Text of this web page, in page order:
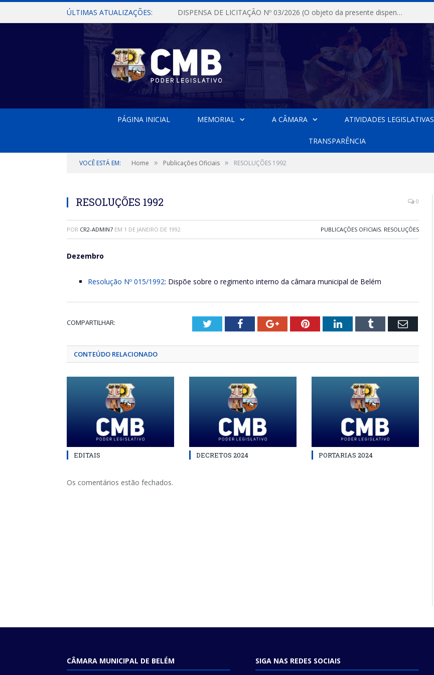
ÚLTIMAS ATUALIZAÇÕES: DISPENSA DE LICITAÇÃO Nº 03/2026 (O objeto da presente dispensa é a escolha da proposta mais vantajosa para a aquisição, de aparelhos de ar condicionado, tipo Split, com material de instalação e fogão industrial, conforme condições, quantidades e exigências estabelecidas no termo de referencia e neste aviso de contratação direta e seus anexos)
PÁGINA INICIAL MEMORIAL A CÂMARA ATIVIDADES LEGISLATIVAS
TRANSPARÊNCIA
VOCÊ ESTÁ EM: Home » Publicações Oficiais » RESOLUÇÕES 1992
RESOLUÇÕES 1992 0
POR CR2-ADMIN7 EM 1 DE JANEIRO DE 1992 PUBLICAÇÕES OFICIAIS, RESOLUÇÕES
Dezembro
Resolução Nº 015/1992: Dispõe sobre o regimento interno da câmara municipal de Belém
COMPARTILHAR: TwitterFacebookGoogle+PinterestLinkedInTumblr Email
CONTEÚDO RELACIONADO
EDITAIS DECRETOS 2024 PORTARIAS 2024
Os comentários estão fechados.
CÂMARA MUNICIPAL DE BELÉM SIGA NAS REDES SOCIAIS